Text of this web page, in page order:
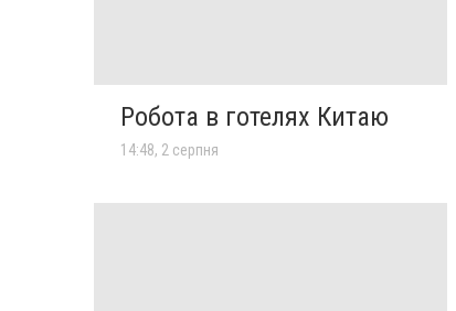
Робота в готелях Китаю
14:48, 2 серпня